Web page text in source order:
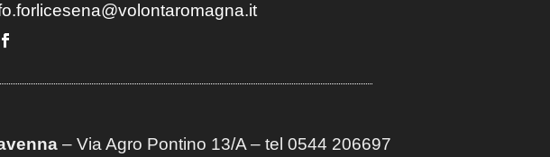
– Via Agro Pontino 13/A– tel 0544 206697